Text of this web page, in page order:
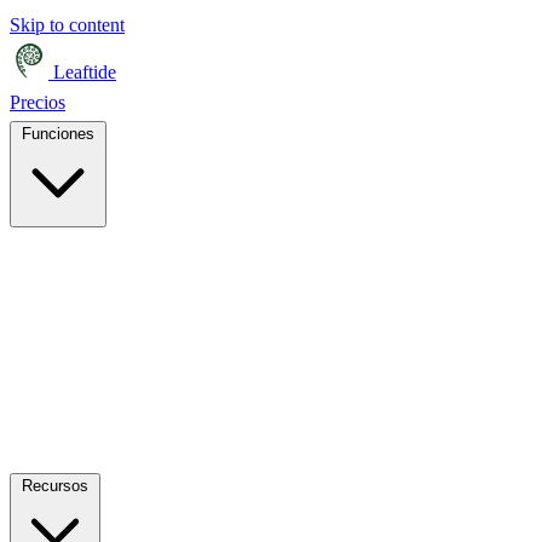
Skip to content
Leaftide
Precios